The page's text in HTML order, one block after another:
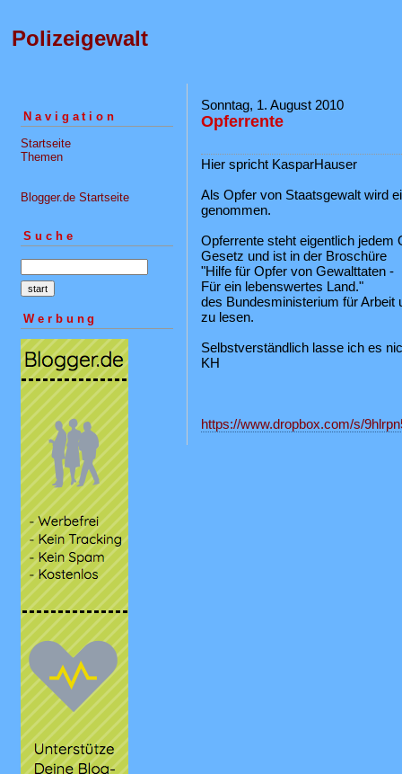
Polizeigewalt
Navigation
Startseite
Themen
Blogger.de Startseite
Suche
Werbung
Sonntag, 1. August 2010
Opferrente
Hier spricht KasparHauser
Als Opfer von Staatsgewalt wird
genommen.
Opferrente steht eigentlich
Gesetz und ist in der Broschüre
"Hilfe für Opfer von Gewalttaten -
Für ein lebenswertes Land."
des Bundesministerium für Arbeit
zu lesen.
Selbstverständlich lasse ich es
KH
https://www.dropbox.com/s/